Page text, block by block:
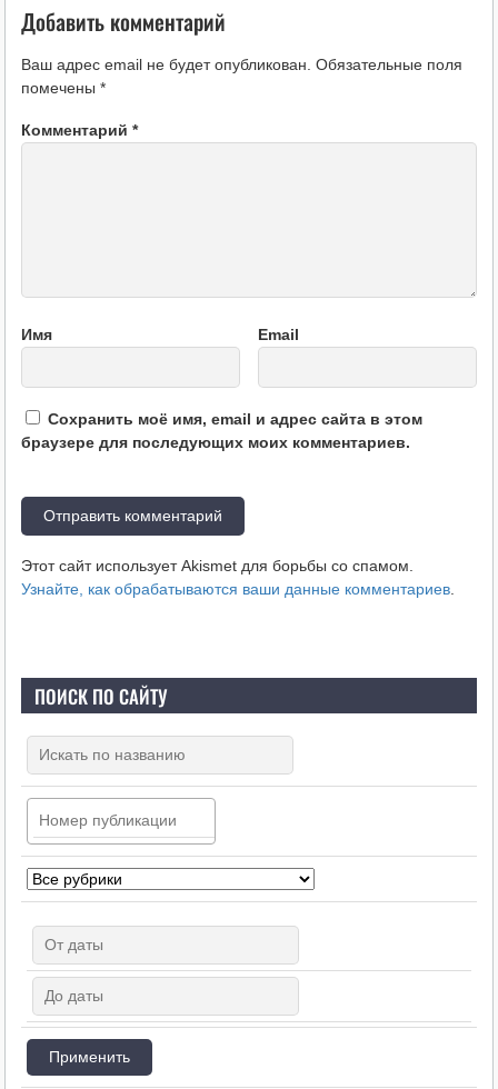
Добавить комментарий
Ваш адрес email не будет опубликован. Обязательные поля
помечены *
Комментарий *
Имя Email
Сохранить моё имя, email и адрес сайта в этом
браузере для последующих моих комментариев.
Этот сайт использует Akismet для борьбы со спамом.
Узнайте, как обрабатываются ваши данные комментариев.
ПОИСК ПО САЙТУ